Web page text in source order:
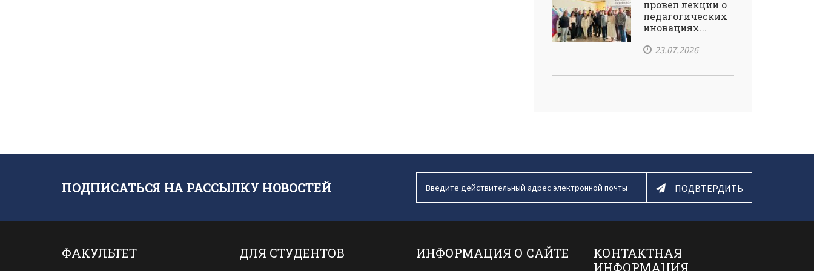
провел лекции о
педагогических
иновациях...
23.07.2026
ПОДПИСАТЬСЯ НА РАССЫЛКУ НОВОСТЕЙ ПОДВТЕРДИТЬ
ФАКУЛЬТЕТ ДЛЯ СТУДЕНТОВ ИНФОРМАЦИЯ О САЙТЕ
КОНТАКТНАЯ
ИНФОРМАЦИЯ